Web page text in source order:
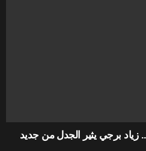
زياد برجي يثير الجدل من جديد